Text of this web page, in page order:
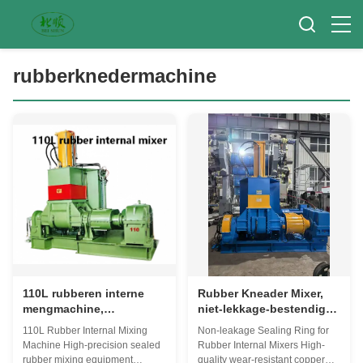
rubberknedermachine
110L rubberen interne
mengmachine,
afgedichte rubberen
mengmachine, uiterst
nauwkeurige
110L Rubber Internal Mixing
Machine High-precision sealed
rubber mixing equipment
Rubber Kneader Mixer,
niet-lekkage-bestendige
slijtage-bestendige
afdichting ring van hoge
kwaliteit voor rubber
Non-leakage Sealing Ring for
Rubber Internal Mixers High-
quality wear-resistant copper